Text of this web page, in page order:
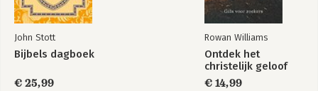
John Stott
Bijbels dagboek
€ 25,99
Rowan Williams
Ontdek het
christelijk geloof
€ 14,99